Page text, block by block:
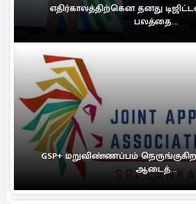
எதிர்காலத்திற்கென தனது
பலத்தை...
GSP+ மறுவிண்ணப்பம்
ஆடைத்...